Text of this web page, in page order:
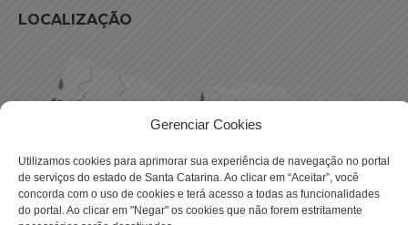
Gerenciar Cookies
Utilizamos cookies para aprimorar sua experiência de navegação no portal
de serviços do estado de Santa Catarina. Ao clicar em “Aceitar”, você
concorda com o uso de cookies e terá acesso a todas as funcionalidades
do portal. Ao clicar em "Negar" os cookies que não forem estritamente
LOCALIZAÇÃO